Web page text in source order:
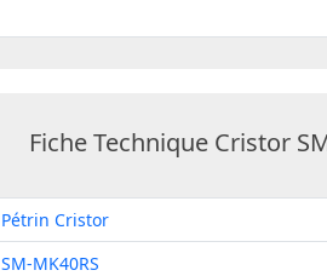
Fiche Technique Cristor
Pétrin Cristor
SM-MK40RS